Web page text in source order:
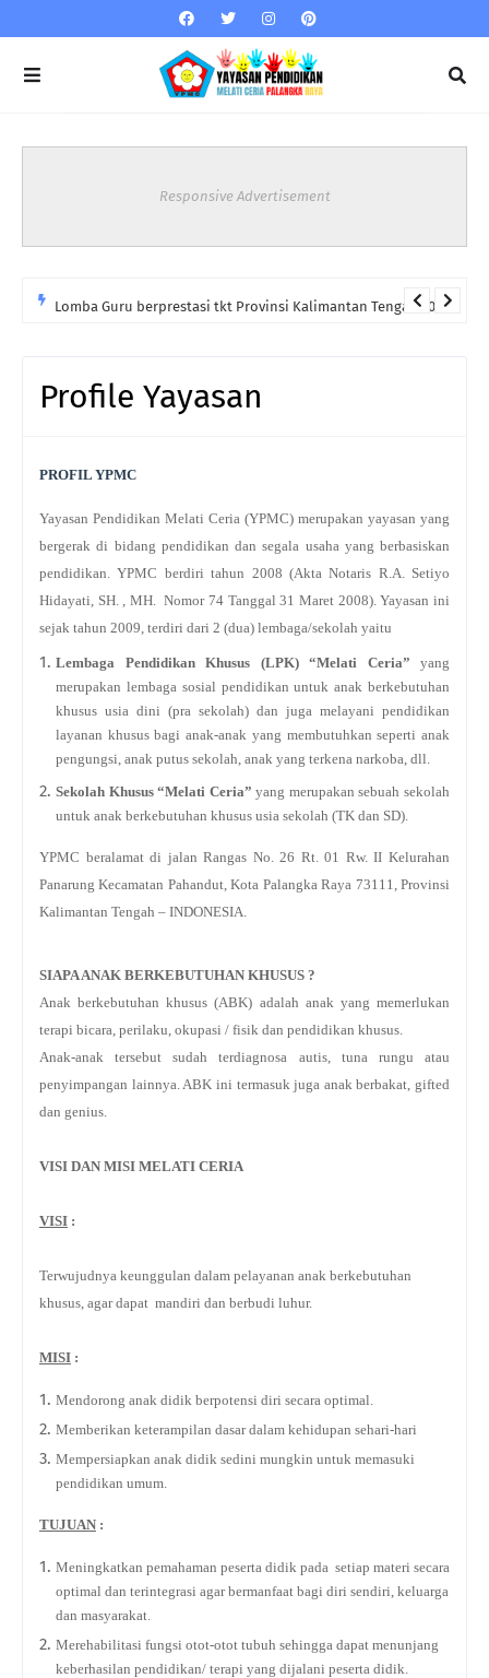
Responsive Advertisement
Lomba Guru berprestasi tkt Provinsi Kalimantan Tengah 2023
Profile Yayasan
PROFIL YPMC
Yayasan Pendidikan Melati Ceria (YPMC) merupakan yayasan yang
bergerak di bidang pendidikan dan segala usaha yang berbasiskan
pendidikan. YPMC berdiri tahun 2008 (Akta Notaris R.A. Setiyo
Hidayati, SH., MH. Nomor 74 Tanggal31 Maret 2008). Yayasan ini
sejak tahun 2009, terdiri dari 2 (dua) lembaga/sekolah yaitu
Lembaga Pendidikan Khusus (LPK) “Melati Ceria” yang
merupakan lembaga sosial pendidikan untuk anak berkebutuhan
khusus usia dini (pra sekolah) dan juga melayani pendidikan
layanan khusus bagi anak-anak yang membutuhkan seperti anak
pengungsi, anak putus sekolah, anak yang terkena narkoba, dll.
Sekolah Khusus “Melati Ceria” yang merupakansebuahsekolah
untuk anak berkebutuhan khusus usia sekolah (TK dan SD).
YPMC beralamat di jalan Rangas No. 26 Rt. 01 Rw. II Kelurahan
Panarung Kecamatan Pahandut, Kota Palangka Raya 73111, Provinsi
Kalimantan Tengah – INDONESIA.
SIAPA ANAK BERKEBUTUHAN KHUSUS ?
Anak berkebutuhan khusus (ABK) adalah anak yang memerlukan
terapi bicara, perilaku, okupasi / fisik dan pendidikan khusus.
Anak-anak tersebut sudah terdiagnosa autis, tuna rungu atau
penyimpangan lainnya. ABK ini termasuk juga anak berbakat, gifted
dan genius.
VISI DAN MISI MELATI CERIA
VISI :
Terwujudnya keunggulan dalam pelayanan anak berkebutuhan
khusus, agar dapat mandiri dan berbudi luhur.
MISI :
Mendorong anak didik berpotensi diri secara optimal.
Memberikan keterampilan dasar dalam kehidupan sehari-hari
Mempersiapkan anak didik sedini mungkin untuk memasuki
pendidikan umum.
TUJUAN :
Meningkatkan pemahaman peserta didik pada setiap materi secara
optimal dan terintegrasi agar bermanfaat bagi diri sendiri, keluarga
dan masyarakat.
Merehabilitasi fungsi otot-otot tubuh sehingga dapat menunjang
keberhasilan pendidikan/ terapi yang dijalani peserta didik.